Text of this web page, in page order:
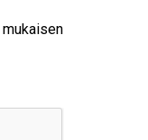
mukaisen